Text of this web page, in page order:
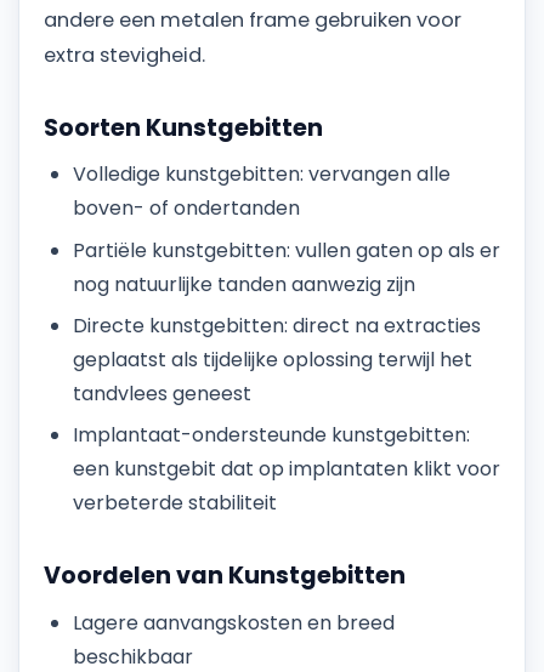
andere een metalen frame gebruiken voor
extra stevigheid.
Soorten Kunstgebitten
Volledige kunstgebitten: vervangen alle
boven- of ondertanden
Partiële kunstgebitten: vullen gaten op als er
nog natuurlijke tanden aanwezig zijn
Directe kunstgebitten: direct na extracties
geplaatst als tijdelijke oplossing terwijl het
tandvlees geneest
Implantaat-ondersteunde kunstgebitten:
een kunstgebit dat op implantaten klikt voor
verbeterde stabiliteit
Voordelen van Kunstgebitten
Lagere aanvangskosten en breed
beschikbaar